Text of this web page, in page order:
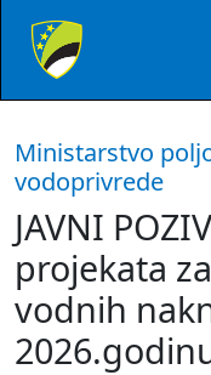
Ministarstvo
vodoprivrede
JAVNI
projekata
vodnih